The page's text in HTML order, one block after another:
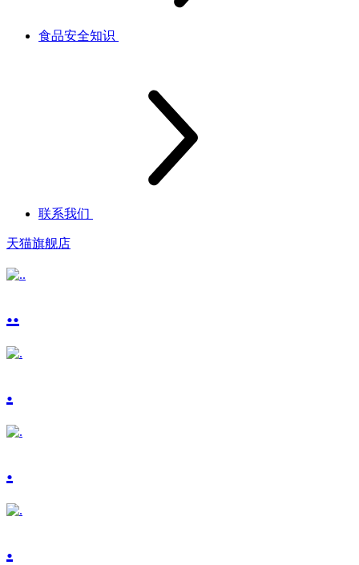
食品安全知识
联系我们
天猫旗舰店
..
.
.
.